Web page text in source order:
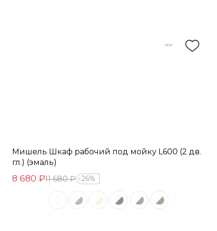
Мишель Шкаф рабочий под мойку L600 (2 дв.
гл.) (эмаль)
8 680 ₽11 680 ₽ 26%